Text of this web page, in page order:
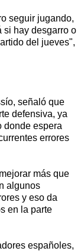
seguir jugando,
si hay desgarro o
del jueves",
señaló que
defensiva, ya
donde espera
errores
más que
algunos
y eso da
en la parte
españoles,